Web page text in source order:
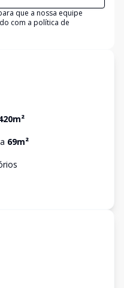
que a nossa equipe
com a política de
m²
69m²
s